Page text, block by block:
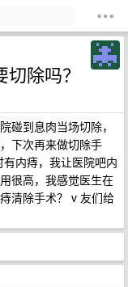
除吗？
碰到息肉当场切除，
下次再来做切除手
内痔，我让医院吧内
很高，我感觉医生在
清除手术？ v 友们给